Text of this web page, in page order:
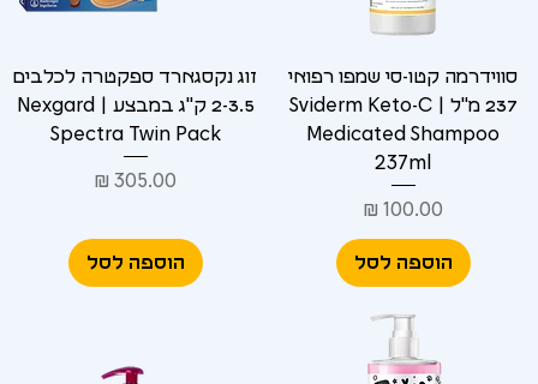
סווידרמה קטו-סי שמפו רפואי
237 מ"ל | Sviderm Keto-C
Medicated Shampoo
237ml
מחיר
הוספה לסל
זוג נקסגארד ספקטרה לכלבים
2-3.5 ק"ג במבצע | Nexgard
Spectra Twin Pack
מחיר
הוספה לסל